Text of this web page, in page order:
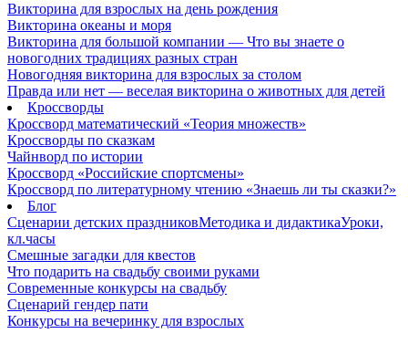
Викторина для взрослых на день рождения
Викторина океаны и моря
Викторина для большой компании — Что вы знаете о
новогодних традициях разных стран
Новогодняя викторина для взрослых за столом
Правда или нет — веселая викторина о животных для детей
Кроссворды
Кроссворд математический «Теория множеств»
Кроссворды по сказкам
Чайнворд по истории
Кроссворд «Российские спортсмены»
Кроссворд по литературному чтению «Знаешь ли ты сказки?»
Блог
Сценарии детских праздниковМетодика и дидактикаУроки,
кл.часы
Смешные загадки для квестов
Что подарить на свадьбу своими руками
Современные конкурсы на свадьбу
Сценарий гендер пати
Конкурсы на вечеринку для взрослых